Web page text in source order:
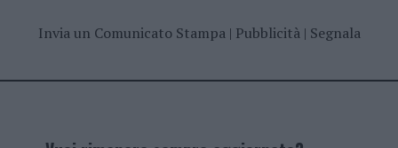
Invia un Comunicato Stampa| Pubblicità| Segnala